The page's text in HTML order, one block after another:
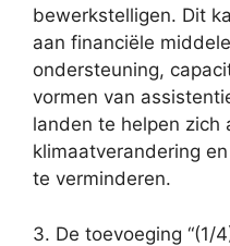
bewerkstelligen. Dit
aan financiële
ondersteuning,
vormen van
landen te helpen zich
klimaatverandering
te verminderen.
3. De toevoeging “(1/